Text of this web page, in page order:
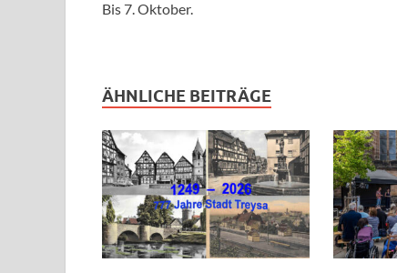
Bis 7. Oktober.
ÄHNLICHE BEITRÄGE